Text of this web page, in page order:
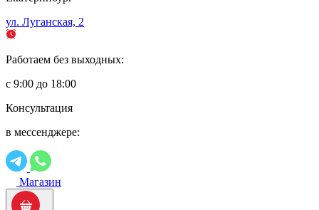
ул. Луганская, 2
Работаем без выходных:
с 9:00 до 18:00
Консультация
в мессенджере:
Магазин